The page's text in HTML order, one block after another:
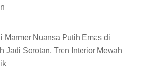
Marmer Nuansa Putih Emas di
Jadi Sorotan, Tren Interior Mewah